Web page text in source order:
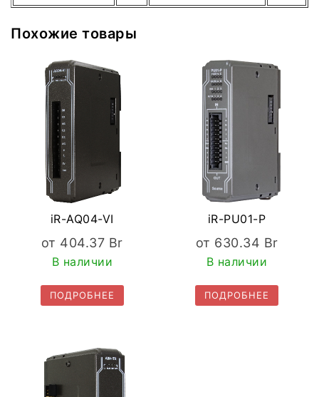
Похожие товары
iR-AQ04-VI
от 404.37 Br
В наличии
ПОДРОБНЕЕ
iR-PU01-P
от 630.34 Br
В наличии
ПОДРОБНЕЕ